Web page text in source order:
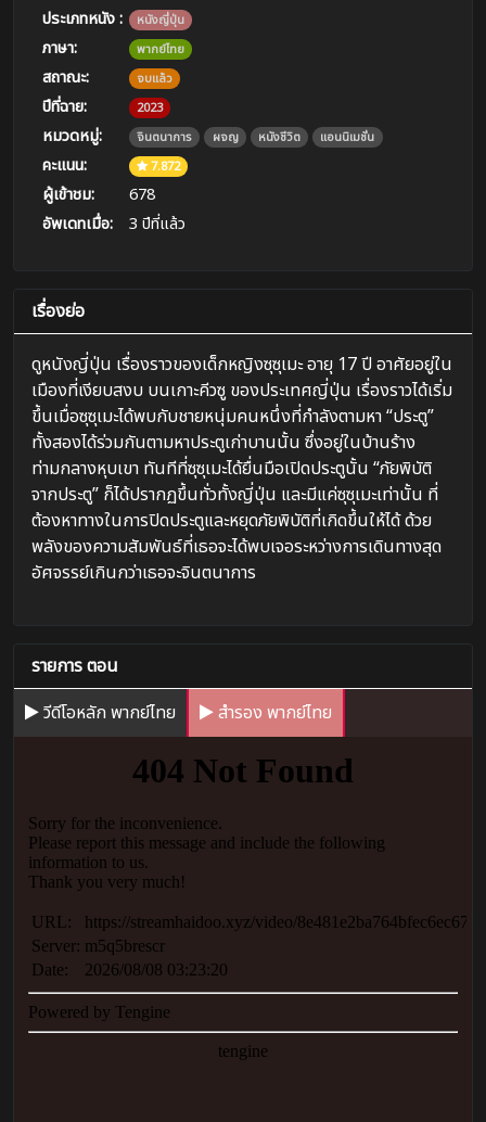
ประเภทหนัง : หนังญี่ปุ่น
ภาษา: พากย์ไทย
สถาณะ: จบแล้ว
ปีที่ฉาย: 2023
หมวดหมู่: จินตนาการ ผจญ หนังชีวิต แอนนิเมชั่น
คะแนน: 7.872
ผู้เข้าชม:
678
อัพเดทเมื่อ:
3 ปีที่แล้ว
เรื่องย่อ
ดูหนังญี่ปุ่น เรื่องราวของเด็กหญิงซุซุเมะ อายุ 17 ปี อาศัยอยู่ใน
เมืองที่เงียบสงบ บนเกาะคีวซู ของประเทศญี่ปุ่น เรื่องราวได้เริ่ม
ขึ้นเมื่อซุซุเมะได้พบกับชายหนุ่มคนหนึ่งที่กำลังตามหา “ประตู”
ทั้งสองได้ร่วมกันตามหาประตูเก่าบานนั้น ซึ่งอยู่ในบ้านร้าง
ท่ามกลางหุบเขา ทันทีที่ซุซุเมะได้ยื่นมือเปิดประตูนั้น “ภัยพิบัติ
จากประตู” ก็ได้ปรากฏขึ้นทั่วทั้งญี่ปุ่น และมีแค่ซุซุเมะเท่านั้น ที่
ต้องหาทางในการปิดประตูและหยุดภัยพิบัติที่เกิดขึ้นให้ได้ ด้วย
พลังของความสัมพันธ์ที่เธอจะได้พบเจอระหว่างการเดินทางสุด
อัศจรรย์เกินกว่าเธอจะจินตนาการ
รายการ ตอน
วีดีโอหลัก พากย์ไทย
สำรอง พากย์ไทย